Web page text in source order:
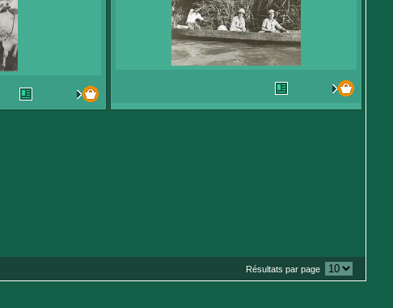
Résultats par page